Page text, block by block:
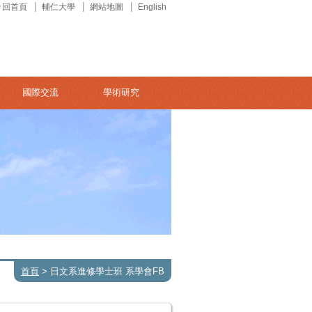
回首頁 輔仁大學 網站地圖 English
國際交流 學術研究
首頁 > 日文系進修學士班 系學會FB